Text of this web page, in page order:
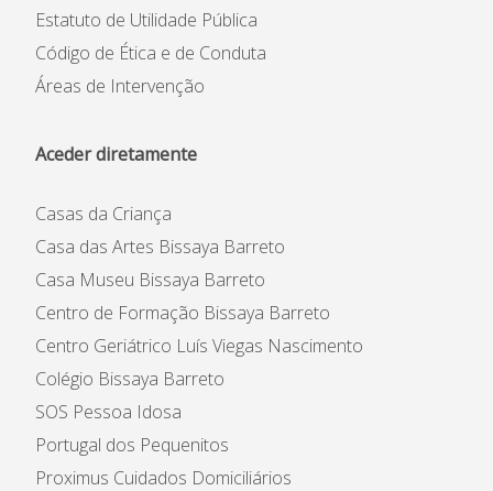
Estatuto de Utilidade Pública
Código de Ética e de Conduta
Áreas de Intervenção
Aceder diretamente
Casas da Criança
Casa das Artes Bissaya Barreto
Casa Museu Bissaya Barreto
Centro de Formação Bissaya Barreto
Centro Geriátrico Luís Viegas Nascimento
Colégio Bissaya Barreto
SOS Pessoa Idosa
Portugal dos Pequenitos
Proximus Cuidados Domiciliários